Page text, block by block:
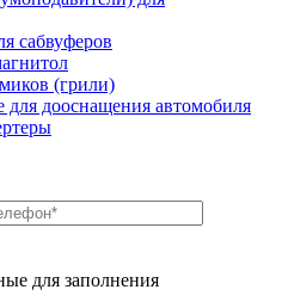
сабвуферов
(грили)
дооснащения автомобиля
для заполнения